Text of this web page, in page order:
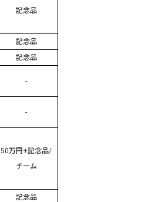
記念品
記念品
記念品
-
-
50万円 +記念品/
チーム
記念品